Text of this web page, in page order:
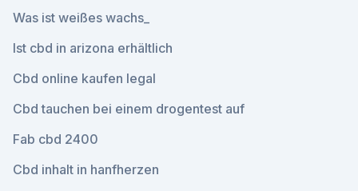
Was ist weißes wachs_
Ist cbd in arizona erhältlich
Cbd online kaufen legal
Cbd tauchen bei einem drogentest auf
Fab cbd 2400
Cbd inhalt in hanfherzen